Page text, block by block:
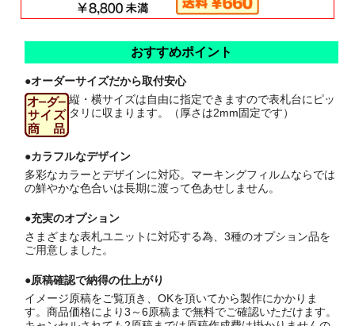
おすすめポイント
●オーダーサイズだから取付安心
縦・横サイズは自由に指定できますので表札台にピッ
タリに収まります。（厚さは2mm固定です）
●カラフルなデザイン
多彩なカラーとデザインに対応。マーキングフィルムならでは
の鮮やかな色合いは長期に渡って色あせしません。
●充実のオプション
さまざまな表札ユニットに対応する為、3種のオプション品を
ご用意しました。
●原稿確認で納得の仕上がり
イメージ原稿をご覧頂き、OKを頂いてから製作にかかりま
す。商品価格により3～6原稿まで無料でご確認いただけます。